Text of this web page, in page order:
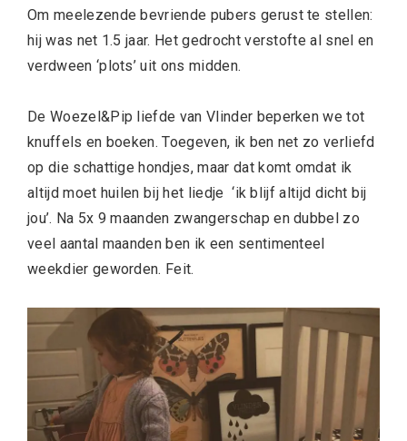
Om meelezende bevriende pubers gerust te stellen:
hij was net 1.5 jaar. Het gedrocht verstofte al snel en
verdween ‘plots’ uit ons midden.
De Woezel&Pip liefde van Vlinder beperken we tot
knuffels en boeken. Toegeven, ik ben net zo verliefd
op die schattige hondjes, maar dat komt omdat ik
altijd moet huilen bij het liedje ‘ik blijf altijd dicht bij
jou’. Na 5x 9 maanden zwangerschap en dubbel zo
veel aantal maanden ben ik een sentimenteel
weekdier geworden. Feit.